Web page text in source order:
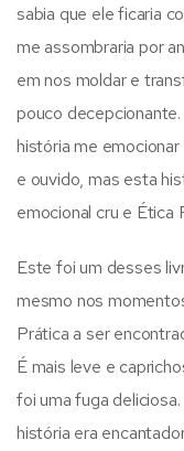
sabia que ele ficaria
me assombraria por
em nos moldar e
pouco
história me
e ouvido, mas esta
emocional cru e Ética
Este foi um desses
mesmo nos
Prática a ser
É mais leve e
foi uma fuga
história era